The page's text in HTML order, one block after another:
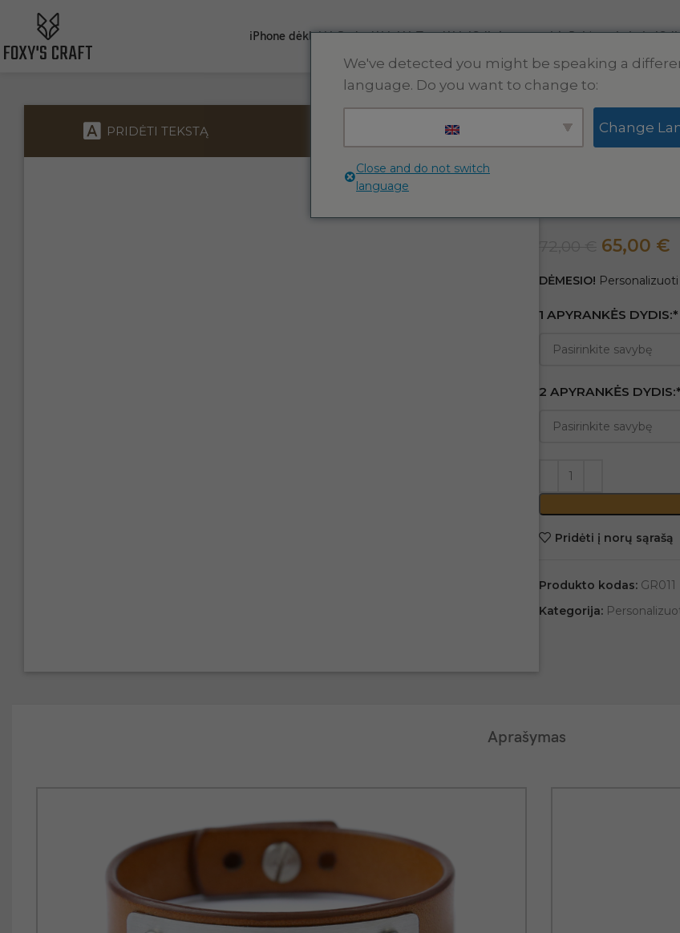
iPhone dėklaiAirPods dėklaiAirTag dėklaiOdinės apyrankėsRaktų pakabukai
PRIDĖTI TEKSTĄ PRIDĖTI PAVEIKSLĖLĮ
Pradžia
Personalizuok rudos
65,00 €
DĖMESIO!
1 APYRANKĖS
2 APYRANKĖS
Pridėti į norų sąrašą
Produkto kodas: GR011
Kategorija:
Aprašymas
We've detected you might be speaking a
language. Do you want to change to:
Change
Close and do not switch
language